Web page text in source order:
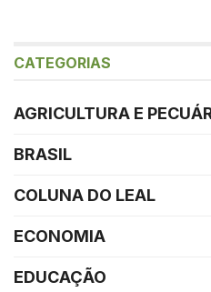
CATEGORIAS
AGRICULTURA E
BRASIL
COLUNA DO LEAL
ECONOMIA
EDUCAÇÃO